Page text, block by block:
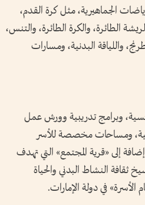
الجماهيرية، مثل كرة القدم،
الطائرة، والكرة الطائرة، والتنس،
واللياقة البدنية، ومسارات
وبرامج تدريبية وورش عمل
ومساحات مخصصة للأسر
إلى «قرية المجتمع» التي تهدف
ثقافة النشاط البدني والحياة
في دولة الإمارات.